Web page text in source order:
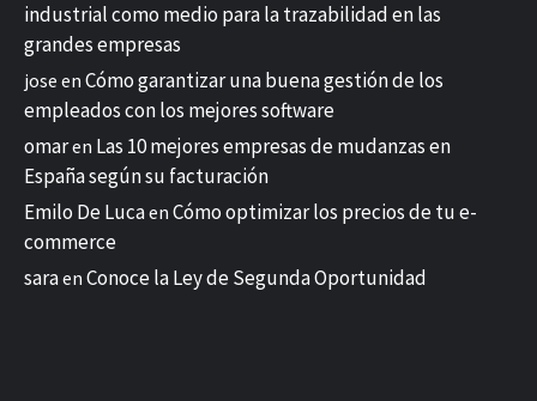
industrial como medio para la trazabilidad en las
grandes empresas
jose en Cómo garantizar una buena gestión de los
empleados con los mejores software
omaren Las 10 mejores empresas de mudanzas en
España según su facturación
Emilo De Lucaen Cómo optimizar los precios de tu e-
commerce
saraen Conoce la Ley de Segunda Oportunidad